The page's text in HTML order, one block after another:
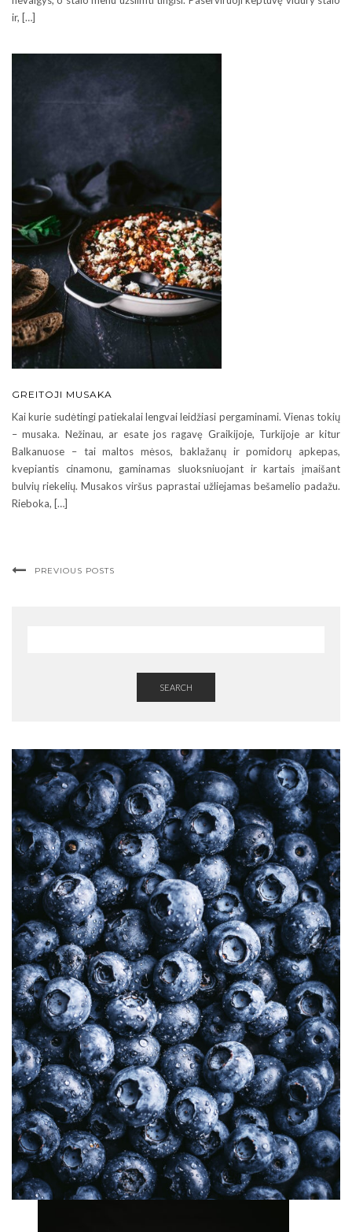
ir, […]
GREITOJI MUSAKA
Kai kurie sudėtingi patiekalai lengvai leidžiasi pergaminami. Vienas tokių
– musaka. Nežinau, ar esate jos ragavę Graikijoje, Turkijoje ar kitur
Balkanuose – tai maltos mėsos, baklažanų ir pomidorų apkepas,
kvepiantis cinamonu, gaminamas sluoksniuojant ir kartais įmaišant
bulvių riekelių. Musakos viršus paprastai užliejamas bešamelio padažu.
Rieboka, […]
PREVIOUS POSTS
SEARCH